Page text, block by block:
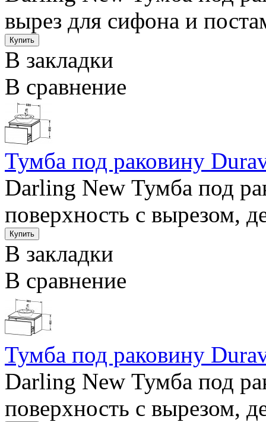
вырез для сифона и
В закладки
В сравнение
Тумба под раковину
Darling New Тумба под
поверхность с вырезом,
В закладки
В сравнение
Тумба под раковину
Darling New Тумба под
поверхность с вырезом,